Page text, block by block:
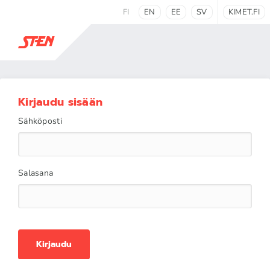
FI EN EE SV KIMET.FI
Kirjaudu sisään
Sähköposti
Salasana
Kirjaudu